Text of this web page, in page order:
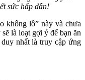
sức hấp dẫn!
khổng lồ” này và chưa
là loạt gợi ý để bạn ăn
nhất là truy cập ứng